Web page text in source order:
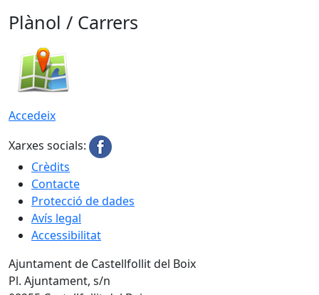
Plànol / Carrers
Accedeix
Xarxes socials:
Crèdits
Contacte
Protecció de dades
Avís legal
Accessibilitat
Ajuntament de Castellfollit del Boix
Pl. Ajuntament, s/n